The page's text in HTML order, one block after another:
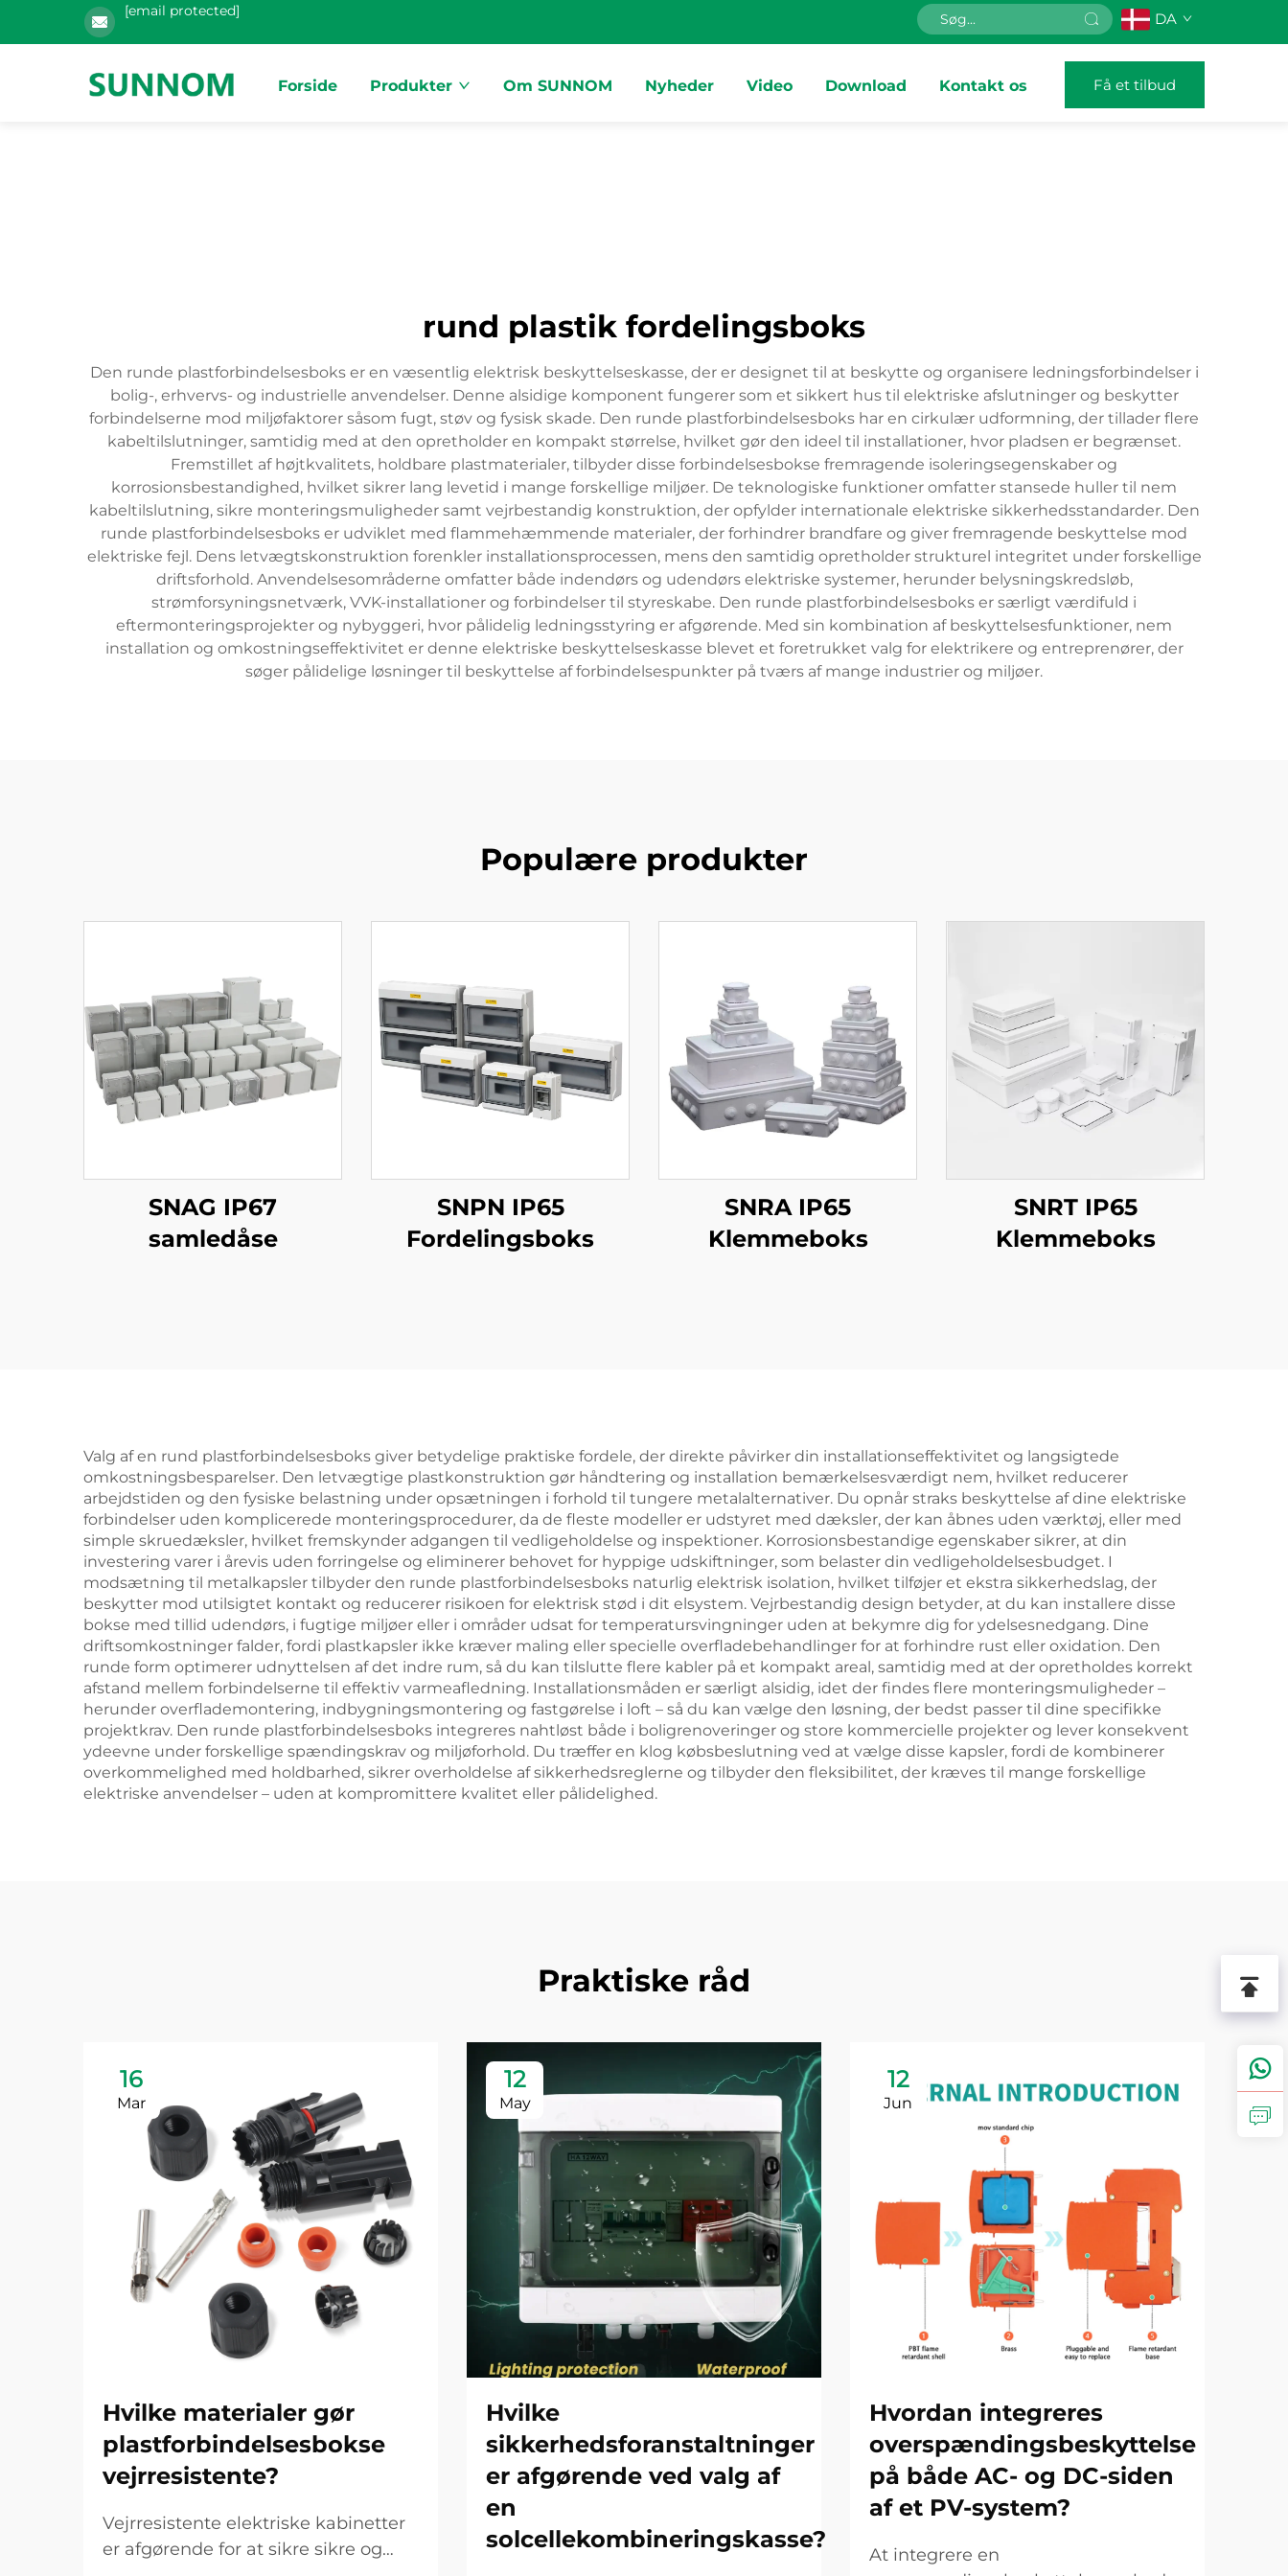
[email protected] DA
Forside Produkter Om SUNNOM Nyheder Video Download Kontakt os Få et tilbud
rund plastik fordelingsboks
Den runde plastforbindelsesboks er en væsentlig elektrisk beskyttelseskasse, der er designet til at beskytte og organisere ledningsforbindelser i
bolig-, erhvervs- og industrielle anvendelser. Denne alsidige komponent fungerer som et sikkert hus til elektriske afslutninger og beskytter
forbindelserne mod miljøfaktorer såsom fugt, støv og fysisk skade. Den runde plastforbindelsesboks har en cirkulær udformning, der tillader flere
kabeltilslutninger, samtidig med at den opretholder en kompakt størrelse, hvilket gør den ideel til installationer, hvor pladsen er begrænset.
Fremstillet af højtkvalitets, holdbare plastmaterialer, tilbyder disse forbindelsesbokse fremragende isoleringsegenskaber og
korrosionsbestandighed, hvilket sikrer lang levetid i mange forskellige miljøer. De teknologiske funktioner omfatter stansede huller til nem
kabeltilslutning, sikre monteringsmuligheder samt vejrbestandig konstruktion, der opfylder internationale elektriske sikkerhedsstandarder. Den
runde plastforbindelsesboks er udviklet med flammehæmmende materialer, der forhindrer brandfare og giver fremragende beskyttelse mod
elektriske fejl. Dens letvægtskonstruktion forenkler installationsprocessen, mens den samtidig opretholder strukturel integritet under forskellige
driftsforhold. Anvendelsesområderne omfatter både indendørs og udendørs elektriske systemer, herunder belysningskredsløb,
strømforsyningsnetværk, VVK-installationer og forbindelser til styreskabe. Den runde plastforbindelsesboks er særligt værdifuld i
eftermonteringsprojekter og nybyggeri, hvor pålidelig ledningsstyring er afgørende. Med sin kombination af beskyttelsesfunktioner, nem
installation og omkostningseffektivitet er denne elektriske beskyttelseskasse blevet et foretrukket valg for elektrikere og entreprenører, der
søger pålidelige løsninger til beskyttelse af forbindelsespunkter på tværs af mange industrier og miljøer.
Populære produkter
SNAG IP67
samledåse
SNPN IP65
Fordelingsboks
SNRA IP65
Klemmeboks
SNRT IP65
Klemmeboks
Valg af en rund plastforbindelsesboks giver betydelige praktiske fordele, der direkte påvirker din installationseffektivitet og langsigtede
omkostningsbesparelser. Den letvægtige plastkonstruktion gør håndtering og installation bemærkelsesværdigt nem, hvilket reducerer
arbejdstiden og den fysiske belastning under opsætningen i forhold til tungere metalalternativer. Du opnår straks beskyttelse af dine elektriske
forbindelser uden komplicerede monteringsprocedurer, da de fleste modeller er udstyret med dæksler, der kan åbnes uden værktøj, eller med
simple skruedæksler, hvilket fremskynder adgangen til vedligeholdelse og inspektioner. Korrosionsbestandige egenskaber sikrer, at din
investering varer i årevis uden forringelse og eliminerer behovet for hyppige udskiftninger, som belaster din vedligeholdelsesbudget. I
modsætning til metalkapsler tilbyder den runde plastforbindelsesboks naturlig elektrisk isolation, hvilket tilføjer et ekstra sikkerhedslag, der
beskytter mod utilsigtet kontakt og reducerer risikoen for elektrisk stød i dit elsystem. Vejrbestandig design betyder, at du kan installere disse
bokse med tillid udendørs, i fugtige miljøer eller i områder udsat for temperatursvingninger uden at bekymre dig for ydelsesnedgang. Dine
driftsomkostninger falder, fordi plastkapsler ikke kræver maling eller specielle overfladebehandlinger for at forhindre rust eller oxidation. Den
runde form optimerer udnyttelsen af det indre rum, så du kan tilslutte flere kabler på et kompakt areal, samtidig med at der opretholdes korrekt
afstand mellem forbindelserne til effektiv varmeafledning. Installationsmåden er særligt alsidig, idet der findes flere monteringsmuligheder –
herunder overflademontering, indbygningsmontering og fastgørelse i loft – så du kan vælge den løsning, der bedst passer til dine specifikke
projektkrav. Den runde plastforbindelsesboks integreres nahtløst både i boligrenoveringer og store kommercielle projekter og lever konsekvent
ydeevne under forskellige spændingskrav og miljøforhold. Du træffer en klog købsbeslutning ved at vælge disse kapsler, fordi de kombinerer
overkommelighed med holdbarhed, sikrer overholdelse af sikkerhedsreglerne og tilbyder den fleksibilitet, der kræves til mange forskellige
elektriske anvendelser – uden at kompromittere kvalitet eller pålidelighed.
Praktiske råd
16
Mar
Hvilke materialer gør
plastforbindelsesbokse
vejrresistente?
Vejrresistente elektriske kabinetter
er afgørende for at sikre sikre og
12
May
Hvilke
sikkerhedsforanstaltninger
er afgørende ved valg af
en
solcellekombineringskasse?
12
Jun
Hvordan integreres
overspændingsbeskyttelse
på både AC- og DC-siden
af et PV-system?
At integrere en